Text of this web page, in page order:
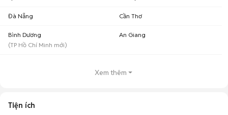
Hầu hết những người lựa chọn mua CPU cũ và các linh kiện cũ nhắm tới
Đà Nẵng Cần Thơ
Bình Dương
(TP Hồ Chí Minh mới)
An Giang
Xem thêm
Tiện ích